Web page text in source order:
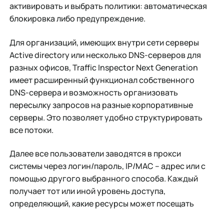
активировать и выбрать политики: автоматическая
блокировка либо предупреждение.
Для организаций, имеющих внутри сети серверы
Active directory или несколько DNS-серверов для
разных офисов, Traffic Inspector Next Generation
имеет расширенный функционал собственного
DNS-сервера и возможность организовать
пересылку запросов на разные корпоративные
серверы. Это позволяет удобно структурировать
все потоки.
Далее все пользователи заводятся в прокси
системы через логин/пароль, IP/MAC – адрес или с
помощью другого выбранного способа. Каждый
получает тот или иной уровень доступа,
определяющий, какие ресурсы может посещать